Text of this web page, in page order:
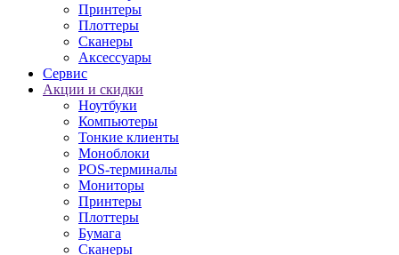
Принтеры
Плоттеры
Сканеры
Аксессуары
Сервис
Акции и скидки
Ноутбуки
Компьютеры
Тонкие клиенты
Моноблоки
POS-терминалы
Мониторы
Принтеры
Плоттеры
Бумага
Сканеры